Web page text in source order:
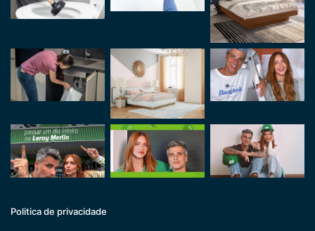
Politica de privacidade